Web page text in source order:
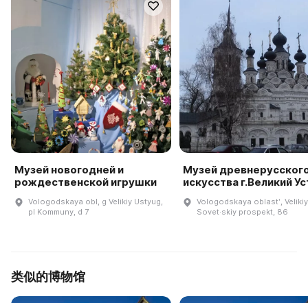
Музей новогодней и
рождественской игрушки
Vologodskaya obl, g Velikiy Ustyug,
pl Kommuny, d 7
Музей
искусства г.Великий
Vologodskaya oblastʹ,
Sovet·skiy prospekt, 86
类似的博物馆